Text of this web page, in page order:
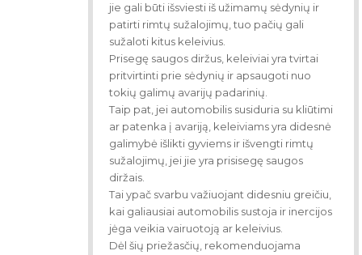
jie gali būti išsviesti iš užimamų sėdynių ir
patirti rimtų sužalojimų, tuo pačių gali
sužaloti kitus keleivius.
Prisegę saugos diržus, keleiviai yra tvirtai
pritvirtinti prie sėdynių ir apsaugoti nuo
tokių galimų avarijų padarinių.
Taip pat, jei automobilis susiduria su kliūtimi
ar patenka į avariją, keleiviams yra didesnė
galimybė išlikti gyviems ir išvengti rimtų
sužalojimų, jei jie yra prisisegę saugos
diržais.
Tai ypač svarbu važiuojant didesniu greičiu,
kai galiausiai automobilis sustoja ir inercijos
jėga veikia vairuotoją ar keleivius.
Dėl šių priežasčių, rekomenduojama